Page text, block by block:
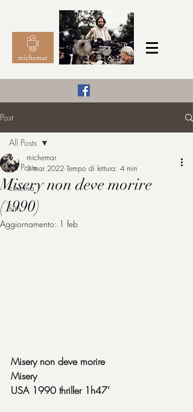
michemar
Post
All Posts
cinema
film
All Posts
Misery non deve morire
(1990)
michemar
3 mar 2022 Tempo di lettura: 4 min
Aggiornamento: 1 feb
Misery non deve morire
Misery
USA 1990 thriller 1h47’